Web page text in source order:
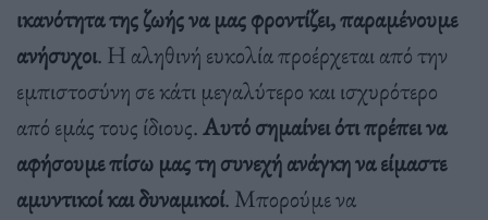
ικανότητα της ζωής να μας φροντίζει, παραμένουμε
ανήσυχοι. Η αληθινή ευκολία προέρχεται από την
εμπιστοσύνη σε κάτι μεγαλύτερο και ισχυρότερο
από εμάς τους ίδιους.Αυτό σημαίνει ότι πρέπει να
αφήσουμε πίσω μας τη συνεχή ανάγκη να είμαστε
αμυντικοί και δυναμικοί. Μπορούμε να